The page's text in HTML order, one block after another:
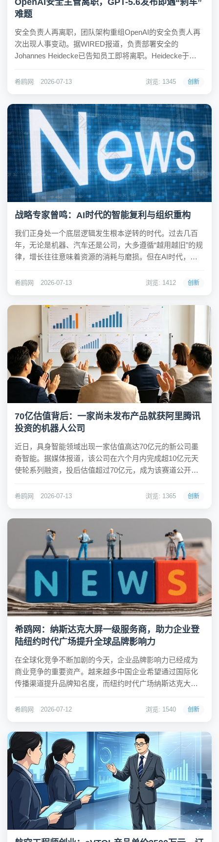
OpenAI安全主管离职，GPT-5.6发布即遇“刹车”
难题
安全负责人再离职，团队架构重组OpenAI的安全负责人再
次出现人事变动。据WIRED报道，负责部署安全的
Johannes Heidecke已告知员工即将离职。Heidecke于
负责人，是安全团队的核心人物之一。这是Open...
希鸥网 2026-07-13 浏览: 1345 创新
战略专家曾鸣：AI时代的智能复利与组织重构
我们正身处一个底层逻辑发生根本逆转的时代。过去几百
年，无论是机器、汽车还是公司，大多遵循“越用越旧”的规
律，增长往往意味着资源的消耗与磨损。但在AI时代，一
辆售出并非成长的终点，每一段行驶里程、每一次复杂路
希鸥网 2026-07-13 浏览: 1412 创新
70亿估值背后：一家尚未发布产品就获阿里腾讯
投资的机器人公司
近日，具身智能领域出现一家估值高达70亿元的新公司墨
奇智能。据媒体报道，该公司在六个月内完成超10亿元天
使轮系列融资，投后估值超过70亿元，成为该赛道公开披
阿里巴巴、腾讯、蓝驰创投、君联资本、高榕创投、源码
希鸥网 2026-07-13 浏览: 1365 创新
希鸥网：纳斯达克大屏一级服务商，助力企业登
陆纽约时代广场提升全球品牌影响力
在全球化竞争不断加剧的今天，企业品牌影响力已经成为
商业竞争的重要资产。越来越多中国企业希望通过国际化
传播渠道提升品牌知名度，而纽约时代广场纳斯达克大
企业展示实力、提升品牌声量的重要选择。希鸥网作为纳
传...
希鸥网 2026-07-12 浏览: 1540 创新